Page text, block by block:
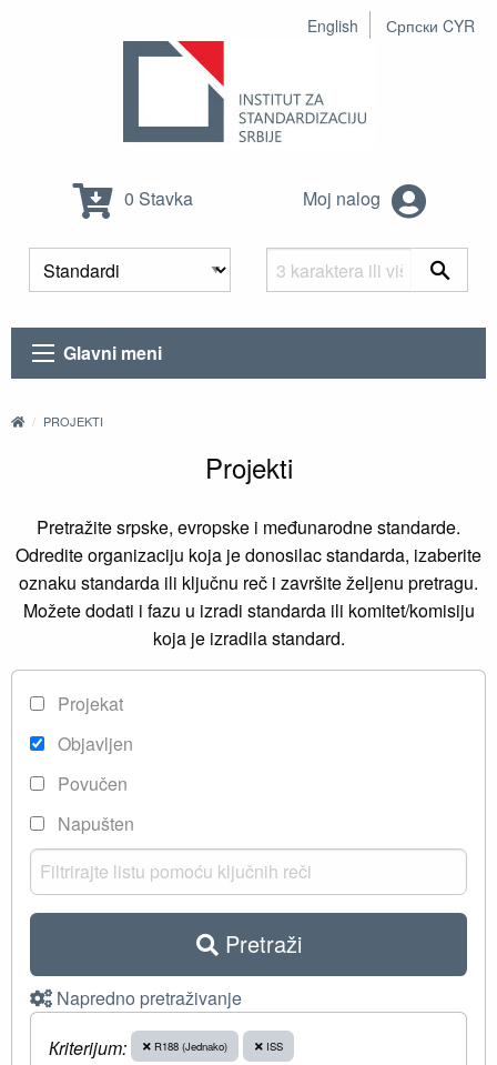
English Српски CYR
0 Stavka Moj nalog
Glavni meni
PROJEKTI
Projekti
Pretražite srpske, evropske i međunarodne standarde.
Odredite organizaciju koja je donosilac standarda, izaberite
oznaku standarda ili ključnu reč i završite željenu pretragu.
Možete dodati i fazu u izradi standarda ili komitet/komisiju
koja je izradila standard.
Projekat
Objavljen
Povučen
Napušten
Pretraži
Napredno pretraživanje
Кriterijum:
R188 (Jednako) ISS